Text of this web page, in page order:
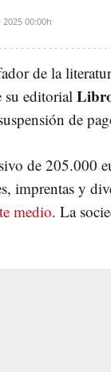
00:00h
de la
su editorial
de
de 205.000
imprentas y
medio. La